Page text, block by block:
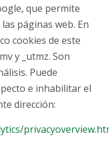
que permite
páginas web. En
cookies de este
y _utmz. Son
Puede
e inhabilitar el
dirección: